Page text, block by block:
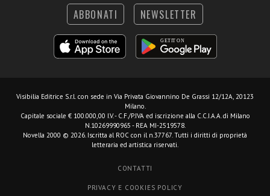
ABBONATI NEWSLETTER
Visibilia Editrice S.r.l. con sede in Via Privata Giovannino De Grassi 12/12A, 20123
Milano.
Capitale sociale € 100.000,00 I.V. - C.F./P.IVA ed iscrizione alla C.C.I.A.A. di Milano
N.10269990965 - REA MI-2519578.
Novella 2000 © 2026. Iscritta al ROC con il n.37767. Tutti i diritti di proprietà
letteraria ed artistica riservati.
CONTATTI
PRIVACY E COOKIES POLICY